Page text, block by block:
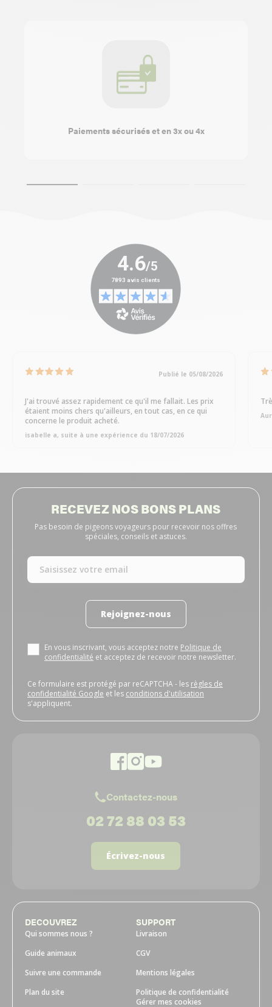
Paiements sécurisés et en 3x ou 4x
Publié le 05/08/2026
J'ai trouvé assez rapidement ce qu'il me fallait. Les prix
étaient moins chers qu'ailleurs, en tout cas, en ce qui
concerne le produit acheté.
isabelle a, suite à une expérience du 18/07/2026
RECEVEZ NOS BONS PLANS
Pas besoin de pigeons voyageurs pour recevoir nos offres
spéciales, conseils et astuces.
Rejoignez-nous
En vous inscrivant, vous acceptez notre Politique de
confidentialité et acceptez de recevoir notre newsletter.
Ce formulaire est protégé par reCAPTCHA - les règles de
confidentialité Google et les conditions d'utilisation
s'appliquent.
Contactez-nous
02 72 88 03 53
Écrivez-nous
DECOUVREZ
Qui sommes nous ?
Guide animaux
Suivre une commande
Plan du site
SUPPORT
Livraison
CGV
Mentions légales
Politique de confidentialité
Gérer mes cookies